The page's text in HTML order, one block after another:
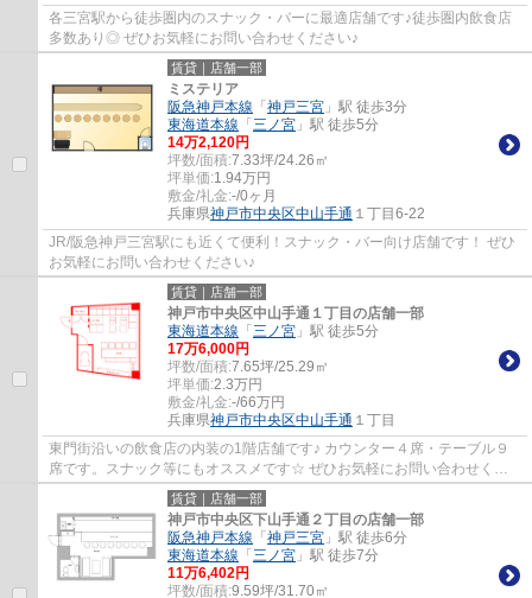
各三宮駅から徒歩圏内のスナック・バーに最適店舗です♪徒歩圏内飲食店
多数あり◎ ぜひお気軽にお問い合わせください♪
賃貸｜店舗一部
ミステリア
阪急神戸本線 「 神戸三宮 」駅 徒歩3分
東海道本線 「 三ノ宮 」駅 徒歩5分
14万2,120円
坪数/面積:7.33坪/24.26㎡
坪単価:1.94万円
敷金/礼金:-/0ヶ月
兵庫県神戸市中央区中山手通 １丁目6-22
JR/阪急神戸三宮駅にも近くて便利！スナック・バー向け店舗です！ ぜひ
お気軽にお問い合わせください♪
賃貸｜店舗一部
神戸市中央区中山手通１丁目の店舗一部
東海道本線 「 三ノ宮 」駅 徒歩5分
17万6,000円
坪数/面積:7.65坪/25.29㎡
坪単価:2.3万円
敷金/礼金:-/66万円
兵庫県神戸市中央区中山手通 １丁目
東門街沿いの飲食店の内装の1階店舗です♪ カウンター４席・テーブル９
席です。スナック等にもオススメです☆ ぜひお気軽にお問い合わせくだ
さい♪
賃貸｜店舗一部
神戸市中央区下山手通２丁目の店舗一部
阪急神戸本線 「 神戸三宮 」駅 徒歩6分
東海道本線 「 三ノ宮 」駅 徒歩7分
11万6,402円
坪数/面積:9.59坪/31.70㎡